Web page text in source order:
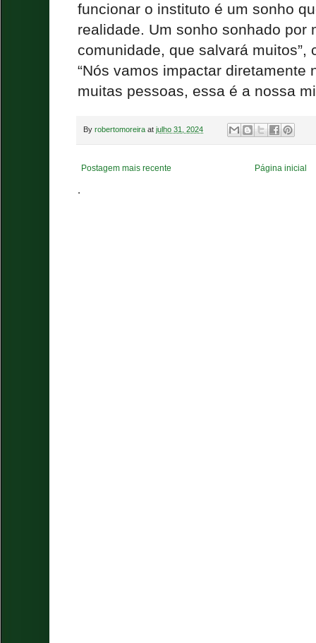
funcionar o instituto é um sonho
realidade. Um sonho sonhado por
comunidade, que salvará muitos”,
“Nós vamos impactar diretamente
muitas pessoas, essa é a nossa
By robertomoreira at julho 31, 2024
Postagem mais recente Página inicial
.